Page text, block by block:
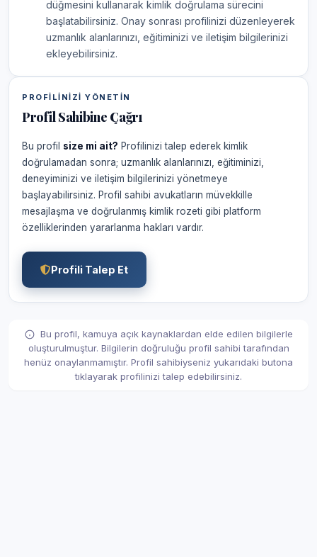
düğmesini kullanarak kimlik doğrulama sürecini
başlatabilirsiniz. Onay sonrası profilinizi düzenleyerek
uzmanlık alanlarınızı, eğitiminizi ve iletişim bilgilerinizi
ekleyebilirsiniz.
PROFILINIZI YÖNETIN
Profil Sahibine Çağrı
Bu profil size mi ait? Profilinizi talep ederek kimlik
doğrulamadan sonra; uzmanlık alanlarınızı, eğitiminizi,
deneyiminizi ve iletişim bilgilerinizi yönetmeye
başlayabilirsiniz. Profil sahibi avukatların müvekkille
mesajlaşma ve doğrulanmış kimlik rozeti gibi platform
özelliklerinden yararlanma hakları vardır.
Profili Talep Et
Bu profil, kamuya açık kaynaklardan elde edilen bilgilerle
oluşturulmuştur. Bilgilerin doğruluğu profil sahibi tarafından
henüz onaylanmamıştır. Profil sahibiyseniz yukarıdaki butona
tıklayarak profilinizi talep edebilirsiniz.